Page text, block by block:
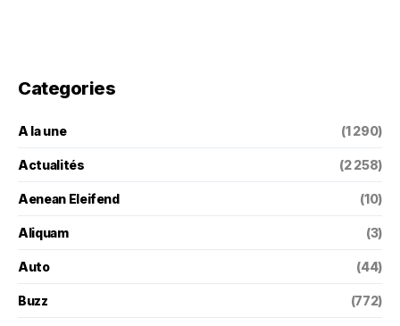
Categories
A la une (1 290)
Actualités (2 258)
Aenean Eleifend (10)
Aliquam (3)
Auto (44)
Buzz (772)